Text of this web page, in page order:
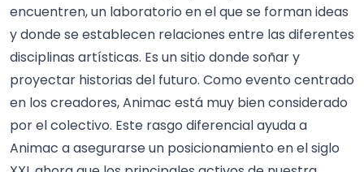
encuentren, un laboratorio en el que se forman ideas
y donde se establecen relaciones entre las diferentes
disciplinas artísticas. Es un sitio donde soñar y
proyectar historias del futuro. Como evento centrado
en los creadores, Animac está muy bien considerado
por el colectivo. Este rasgo diferencial ayuda a
Animac a asegurarse un posicionamiento en el siglo